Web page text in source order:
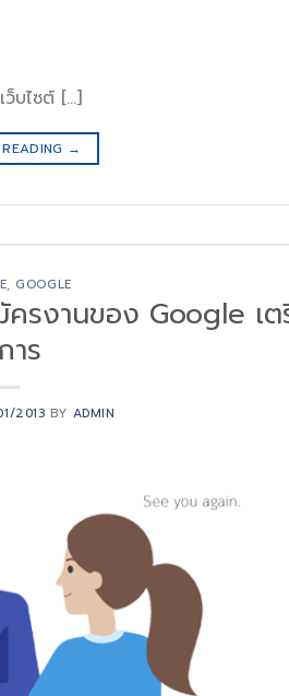
บไซต์ […]
→
, GOOGLE
รงานของ Google เ
าร
2013 BY ADMIN